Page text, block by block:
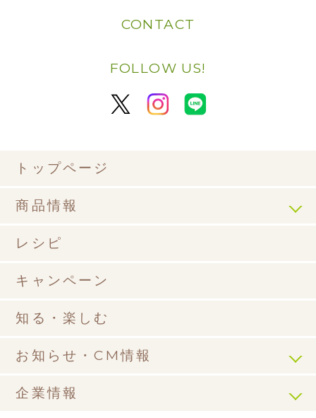
CONTACT
FOLLOW US!
トップページ
商品情報
レシピ
キャンペーン
知る・楽しむ
お知らせ・CM情報
企業情報